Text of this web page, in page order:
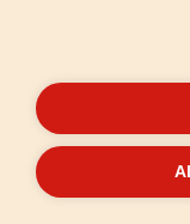
© 2026
Garancia